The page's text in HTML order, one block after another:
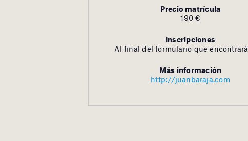
Precio matrícula
190 €
Inscripciones
Al final del formulario que encontrará
Más información
http://juanbaraja.com